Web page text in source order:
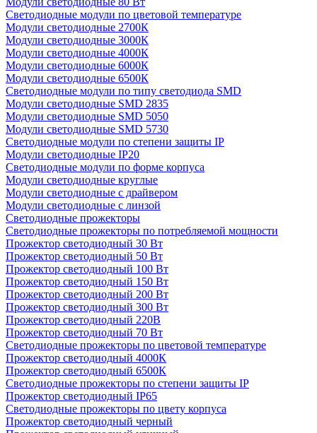
Светодиодные модули по цветовой температуре
Модули светодиодные 2700К
Модули светодиодные 3000К
Модули светодиодные 4000К
Модули светодиодные 6000К
Модули светодиодные 6500К
Светодиодные модули по типу светодиода SMD
Модули светодиодные SMD 2835
Модули светодиодные SMD 5050
Модули светодиодные SMD 5730
Светодиодные модули по степени защиты IP
Модули светодиодные IP20
Светодиодные модули по форме корпуса
Модули светодиодные круглые
Модули светодиодные с драйвером
Модули светодиодные с линзой
Светодиодные прожекторы
Светодиодные прожекторы по потребляемой мощности
Прожектор светодиодный 30 Вт
Прожектор светодиодный 50 Вт
Прожектор светодиодный 100 Вт
Прожектор светодиодный 150 Вт
Прожектор светодиодный 200 Вт
Прожектор светодиодный 300 Вт
Прожектор светодиодный 220В
Прожектор светодиодный 70 Вт
Светодиодные прожекторы по цветовой температуре
Прожектор светодиодный 4000К
Прожектор светодиодный 6500К
Светодиодные прожекторы по степени защиты IP
Прожектор светодиодный IP65
Светодиодные прожекторы по цвету корпуса
Прожектор светодиодный черный